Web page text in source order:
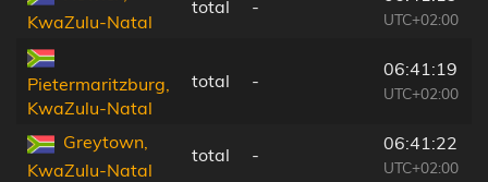
KwaZulu-Natal
total -
UTC+02:00
Pietermaritzburg,
KwaZulu-Natal
total -
06:41:19
UTC+02:00
Greytown,
KwaZulu-Natal
total -
06:41:22
UTC+02:00